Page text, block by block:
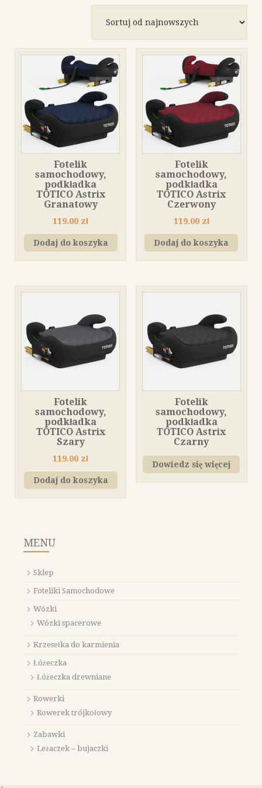
Fotelik
samochodowy,
podkładka
TOTICO Astrix
Granatowy
119.00 zł
Dodaj do koszyka
Fotelik
samochodowy,
podkładka
TOTICO Astrix
Czerwony
119.00 zł
Dodaj do koszyka
Fotelik
samochodowy,
podkładka
TOTICO Astrix
Szary
119.00 zł
Dodaj do koszyka
Fotelik
samochodowy,
podkładka
TOTICO Astrix
Czarny
Dowiedz się więcej
MENU
Sklep
Foteliki Samochodowe
Wózki
Wózki spacerowe
Krzesełka do karmienia
Łóżeczka
Łóżeczka drewniane
Rowerki
Rowerek trójkołowy
Zabawki
Leżaczek – bujaczki